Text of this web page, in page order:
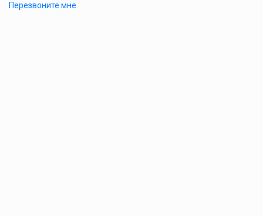
Перезвоните мне